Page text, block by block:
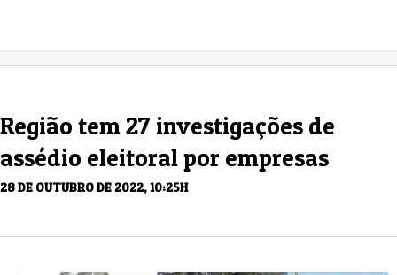
Região tem 27 investigações de
assédio eleitoral por empresas
28 DE OUTUBRO DE 2022, 10:25H